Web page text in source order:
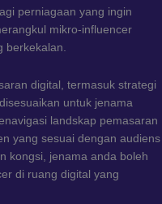
perniagaan yang ingin
mikro-influencer
berkekalan.
digital, termasuk strategi
untuk jenama
landskap pemasaran
yang sesuai dengan audiens
kongsi, jenama anda boleh
di ruang digital yang